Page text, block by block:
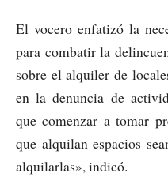
El vocero enfatizó la
para combatir la
sobre el alquiler de
en la denuncia de
que comenzar a tomar
que alquilan espacios
alquilarlas», indicó.